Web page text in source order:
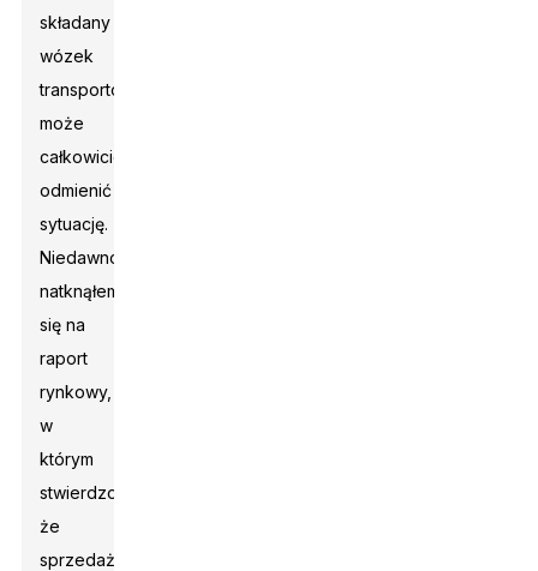
składany
wózek
transportowy
może
całkowicie
odmienić
sytuację.
Niedawno
natknąłem
się na
raport
rynkowy,
w
którym
stwierdzono,
że
sprzedaż